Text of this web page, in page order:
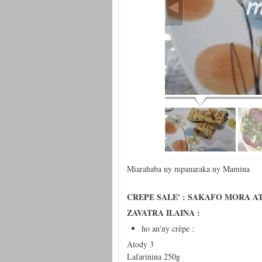
Miarahaba ny mpanaraka ny Mamina
CREPE SALE' : SAKAFO MORA
ZAVATRA ILAINA :
ho an'ny crèpe :
Atody 3
Lafarinina 250g